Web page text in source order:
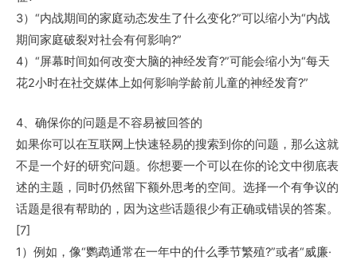
3）“内战期间的家庭动态发生了什么变化?”可以缩小为“内战
期间家庭破裂对社会有何影响?”
4）“屏幕时间如何改变大脑的神经发育?”可能会缩小为“每天
花2小时在社交媒体上如何影响学龄前儿童的神经发育?”
4、确保你的问题是不容易被回答的
如果你可以在互联网上快速轻易的搜索到你的问题，那么这就
不是一个好的研究问题。你想要一个可以在你的论文中彻底表
述的主题，同时仍然留下额外思考的空间。选择一个有争议的
话题是很有帮助的，因为这些话题很少有正确或错误的答案。
[7]
1）例如，像“鹦鹉通常在一年中的什么季节繁殖?”或者“威廉·